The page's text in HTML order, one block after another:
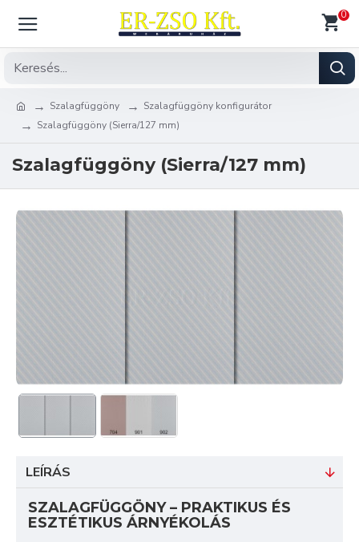
0
Szalagfüggöny
Szalagfüggöny konfigurátor
Szalagfüggöny (Sierra/127 mm)
Szalagfüggöny (Sierra/127 mm)
LEÍRÁS
SZALAGFÜGGÖNY – PRAKTIKUS ÉS
ESZTÉTIKUS ÁRNYÉKOLÁS